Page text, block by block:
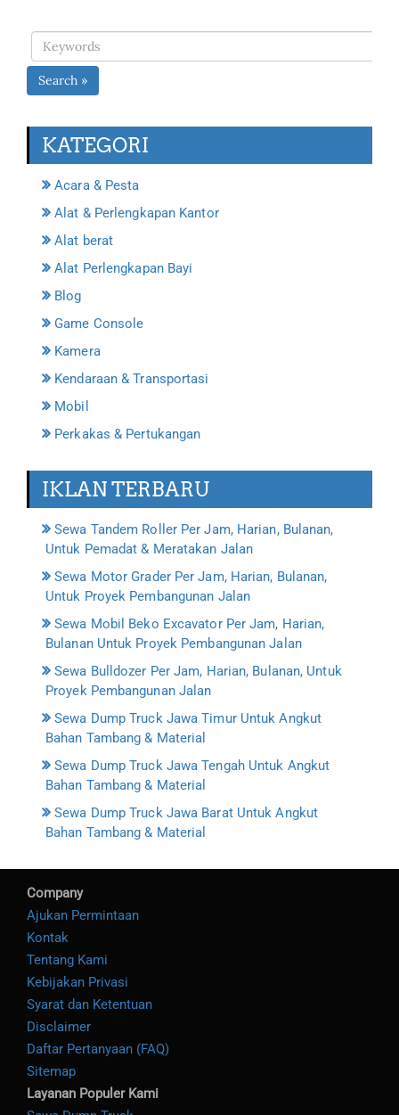
Search »
KATEGORI
Acara & Pesta
Alat & Perlengkapan Kantor
Alat berat
Alat Perlengkapan Bayi
Blog
Game Console
Kamera
Kendaraan & Transportasi
Mobil
Perkakas & Pertukangan
IKLAN TERBARU
Sewa Tandem Roller Per Jam, Harian, Bulanan,
Untuk Pemadat & Meratakan Jalan
Sewa Motor Grader Per Jam, Harian, Bulanan,
Untuk Proyek Pembangunan Jalan
Sewa Mobil Beko Excavator Per Jam, Harian,
Bulanan Untuk Proyek Pembangunan Jalan
Sewa Bulldozer Per Jam, Harian, Bulanan, Untuk
Proyek Pembangunan Jalan
Sewa Dump Truck Jawa Timur Untuk Angkut
Bahan Tambang & Material
Sewa Dump Truck Jawa Tengah Untuk Angkut
Bahan Tambang & Material
Sewa Dump Truck Jawa Barat Untuk Angkut
Bahan Tambang & Material
Company
Ajukan Permintaan
Kontak
Tentang Kami
Kebijakan Privasi
Syarat dan Ketentuan
Disclaimer
Daftar Pertanyaan (FAQ)
Sitemap
Layanan Populer Kami